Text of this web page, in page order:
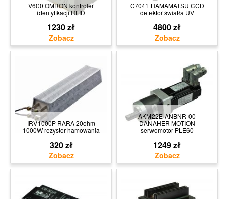
V600 OMRON kontroler
identyfikacji RFID
1230 zł
C7041 HAMAMATSU CCD
detektor światła UV
4800 zł
IRV1000P RARA 20ohm
1000W rezystor hamowania
320 zł
AKM22E-ANBNR-00
DANAHER MOTION
serwomotor PLE60
1249 zł